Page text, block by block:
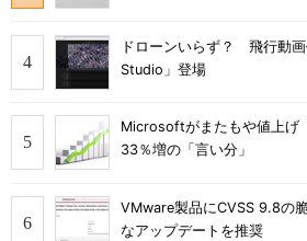
ドローンいらず？ 飛行動
Studio」登場
Microsoftがまたもや値上
33％増の「言い分」
VMware製品にCVSS 9.8の
なアップデートを推奨